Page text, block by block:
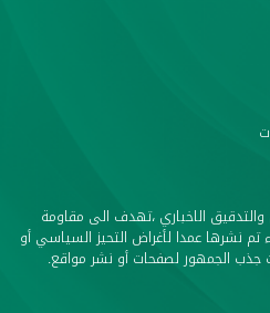
الاخباري ،تهدف الى مقاومة
تم نشرها عمدا لأغراض التحيز السياسي أو
جذب الجمهور لصفحات أو نشر مواقع.